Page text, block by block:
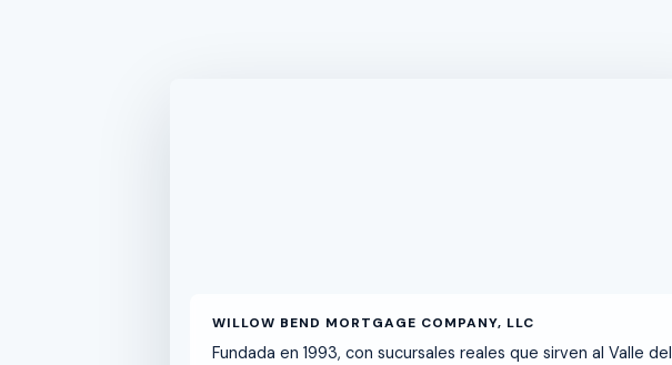
WILLOW BEND MORTGAGE COMPANY, LLC
Fundada en 1993, con sucursales reales que sirven al Valle del